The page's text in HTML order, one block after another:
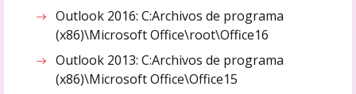
Outlook 2016: C:Archivos de programa
(x86)\Microsoft Office\root\Office16
Outlook 2013: C:Archivos de programa
(x86)\Microsoft Office\Office15